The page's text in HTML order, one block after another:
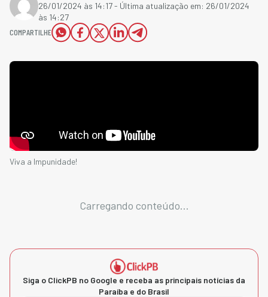
26/01/2024 às 14:17- Última atualização em: 26/01/2024
às 14:27
COMPARTILHE
Viva a Impunidade!
Carregando conteúdo...
Siga o ClickPB no Google e receba as principais notícias da
Paraíba e do Brasil